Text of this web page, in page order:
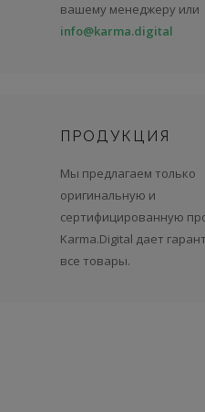
вашему менеджеру или
info@karma.digital
ПРОДУКЦИЯ
Мы предлагаем только
оригинальную и
сертифицированную
Karma.Digital дает
все товары.